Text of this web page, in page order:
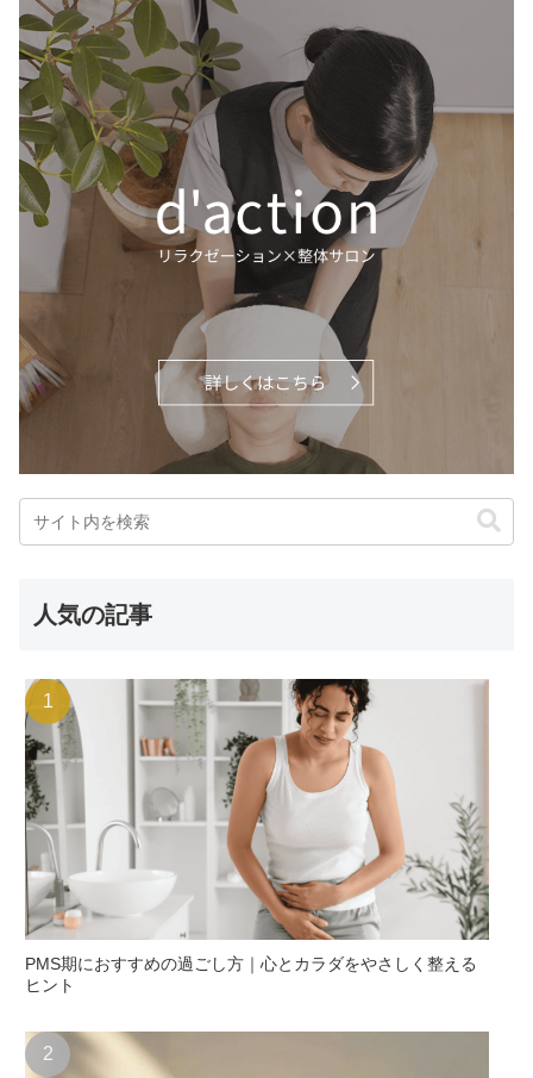
人気の記事
PMS期におすすめの過ごし方｜心とカラダをやさしく整える
ヒント